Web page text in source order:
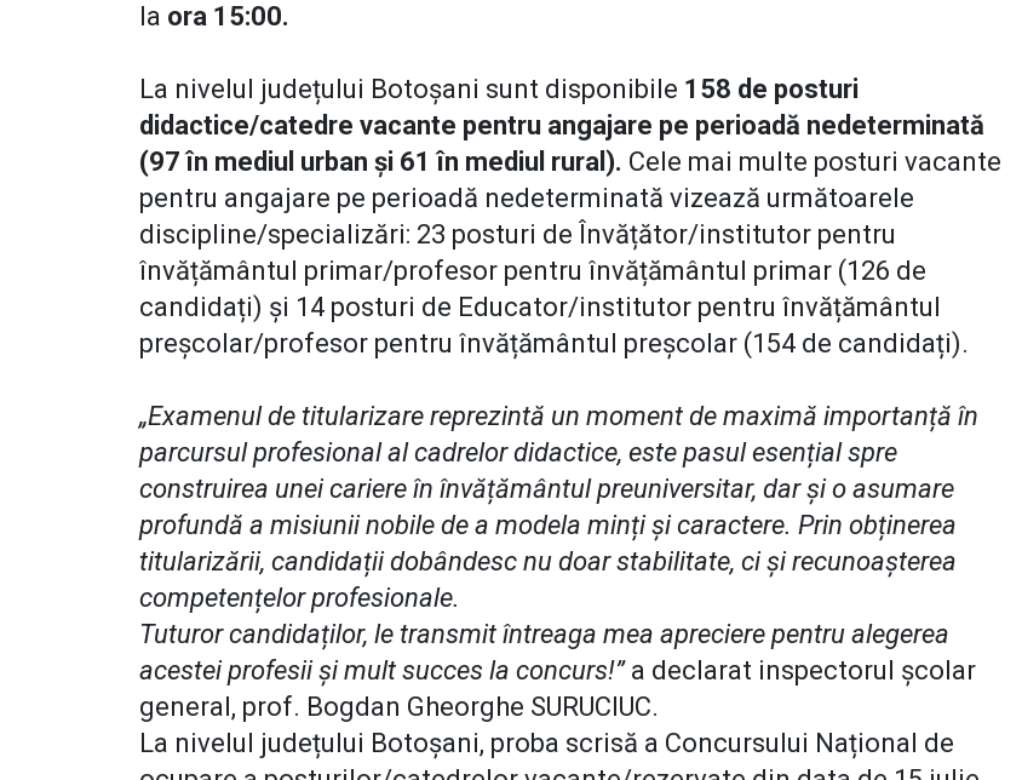
la ora 15:00.
La nivelul județului Botoșani sunt disponibile 158 de posturi
didactice/catedre vacante pentru angajare pe perioadă nedeterminată
(97 în mediul urban și 61 în mediul rural). Cele mai multe posturi vacante
pentru angajare pe perioadă nedeterminată vizează următoarele
discipline/specializări: 23 posturi de Învățător/institutor pentru
învățământul primar/profesor pentru învățământul primar (126 de
candidați) și 14 posturi de Educator/institutor pentru învățământul
preșcolar/profesor pentru învățământul preșcolar (154 de candidați).
„Examenul de titularizare reprezintă un moment de maximă importanță în
parcursul profesional al cadrelor didactice, este pasul esențial spre
construirea unei cariere în învățământul preuniversitar, dar și o asumare
profundă a misiunii nobile de a modela minți și caractere. Prin obținerea
titularizării, candidații dobândesc nu doar stabilitate, ci și recunoașterea
competențelor profesionale.
Tuturor candidaților, le transmit întreaga mea apreciere pentru alegerea
acestei profesii și mult succes la concurs!”a declarat inspectorul școlar
general, prof. Bogdan Gheorghe SURUCIUC.
La nivelul județului Botoșani, proba scrisă a Concursului Național de